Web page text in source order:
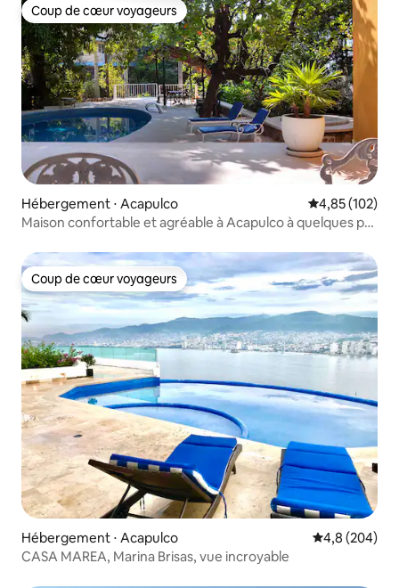
Coup de cœur voyageurs
Coup de cœur voyageurs
Hébergement ⋅ Acapulco Évaluation
4,85 (102)
Maison confortable et agréable à Acapulco à quelques pas
Coup de cœur voyageurs
Coup de cœur voyageurs
Hébergement ⋅ Acapulco Évaluation
4,8 (204)
CASA MAREA, Marina Brisas, vue incroyable